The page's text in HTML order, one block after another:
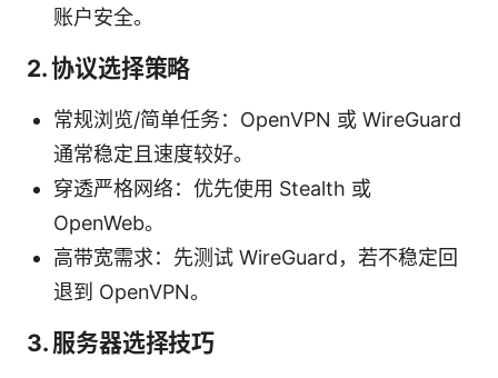
账户安全。
2. 协议选择策略
常规浏览/简单任务：OpenVPN 或 WireGuard
通常稳定且速度较好。
穿透严格网络：优先使用 Stealth 或
OpenWeb。
高带宽需求：先测试 WireGuard，若不稳定回
退到 OpenVPN。
3. 服务器选择技巧